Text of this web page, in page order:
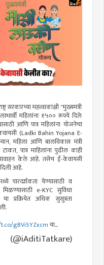
सरकारच्या महत्त्वाकांक्षी "मुख्यमंत्री
महिलांना १५०० रूपये दिले
आणि पात्र महिलांना योजनेचा
(Ladki Bahin Yojana E-
महिला आणि बालविकास मंत्री
पात्र माहिलांना पुढील काही
आवाहन केले आहे. तसेच ई-केवायसी
आहे.
पारदर्शकता येण्यासाठी व
e-KYC सुविधा
अधिक सुसूत्रता
gBViSYZxcmया…